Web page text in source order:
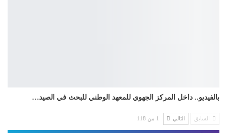
بالفيديو.. داخل المركز الجهوي للمعهد الوطني للبحث في الصيد…
السابق التالي 1 من 118